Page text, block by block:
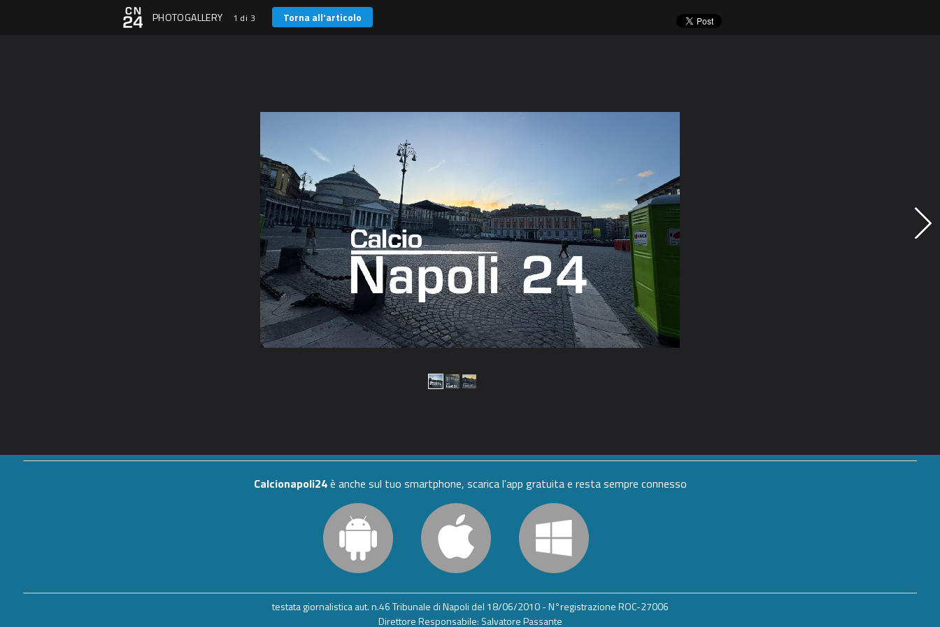
PHOTOGALLERY 1 di 3 Torna all'articolo
Calcionapoli24è anche sul tuo smartphone, scarica l'app gratuita e resta sempre connesso
testata giornalistica aut. n.46 Tribunale di Napoli del 18/06/2010 - N°registrazione ROC-27006
Direttore Responsabile: Salvatore Passante